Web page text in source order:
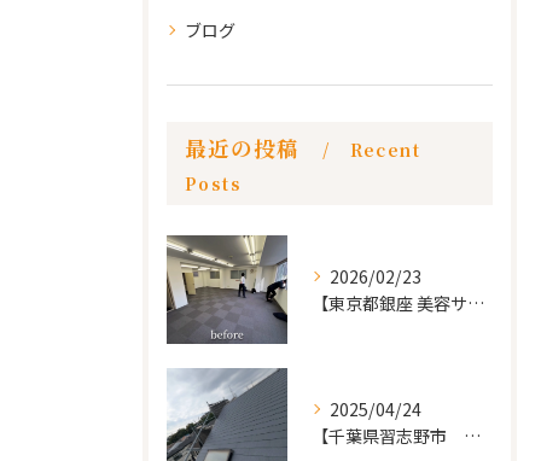
ブログ
最近の投稿
Recent
Posts
2026/02/23
【東京都銀座 美容サロン店舗工事】
2025/04/24
【千葉県習志野市 戸建て 屋根の葺き替え工事】